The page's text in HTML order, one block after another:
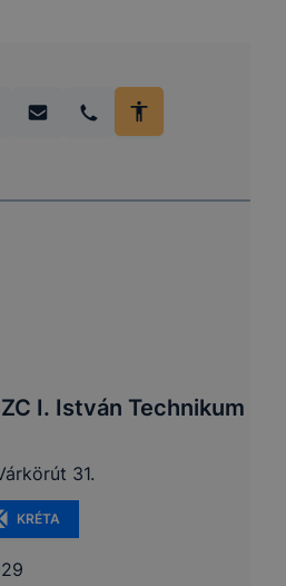
I. István Technikum
31.
KRÉTA